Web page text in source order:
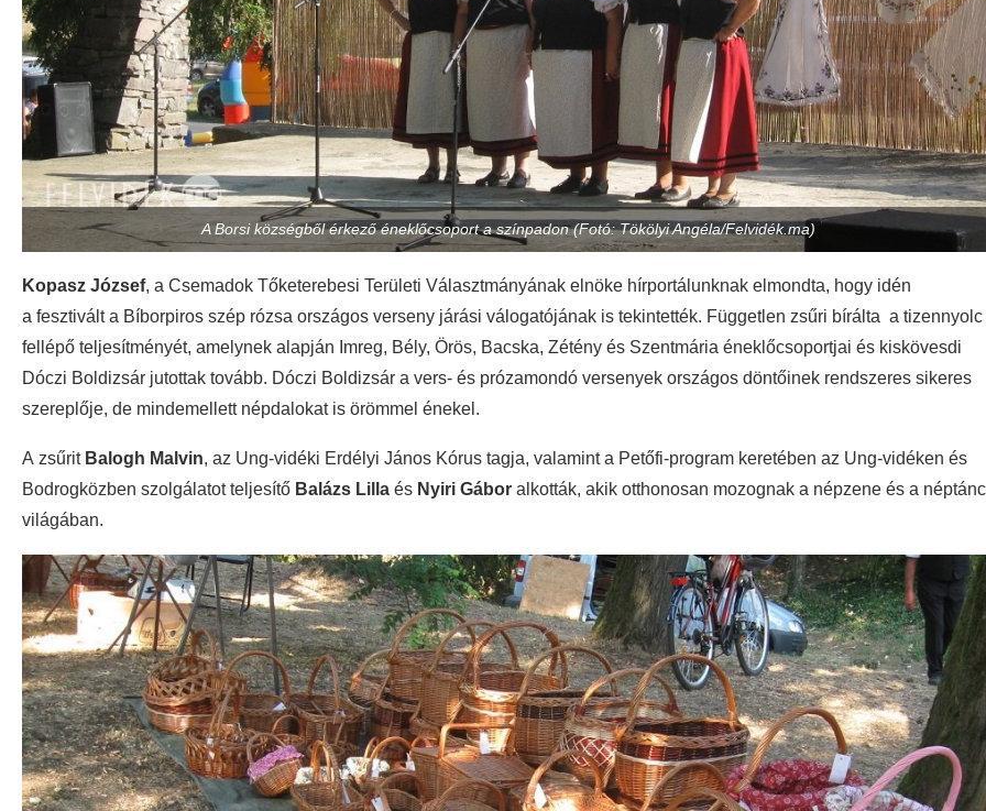
A Borsi községből érkező éneklőcsoport a színpadon (Fotó: Tökölyi Angéla/Felvidék.ma)
Kopasz József, a Csemadok Tőketerebesi Területi Választmányának elnöke hírportálunknak elmondta, hogy idén
a fesztivált a Bíborpiros szép rózsa országos verseny járási válogatójának is tekintették. Független zsűri bírálta a tizennyolc
fellépő teljesítményét, amelynek alapján Imreg, Bély, Örös, Bacska, Zétény és Szentmária éneklőcsoportjai és kiskövesdi
Dóczi Boldizsár jutottak tovább. Dóczi Boldizsár a vers- és prózamondó versenyek országos döntőinek rendszeres sikeres
szereplője, de mindemellett népdalokat is örömmel énekel.
A zsűrit Balogh Malvin, az Ung-vidéki Erdélyi János Kórus tagja, valamint a Petőfi-program keretében az Ung-vidéken és
Bodrogközben szolgálatot teljesítő Balázs Lilla és Nyiri Gábor alkották, akik otthonosan mozognak a népzene és a néptánc
világában.